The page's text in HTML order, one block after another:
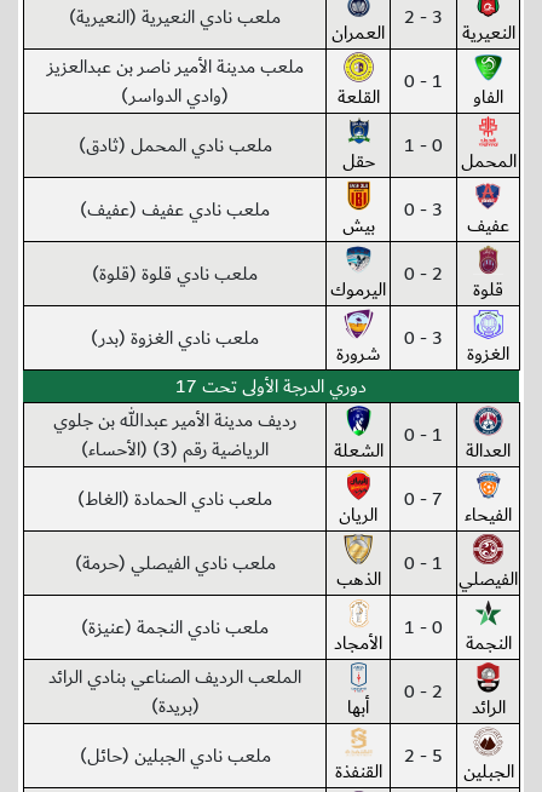
النعيرية 3 - 2 العمران ملعب نادي النعيرية (النعيرية)
الفاو 1 - 0 القلعة
ملعب مدينة الأمير ناصر بن عبدالعزيز
(وادي الدواسر)
المحمل 0 - 1 حقل ملعب نادي المحمل (ثادق)
عفيف 3 - 0 بيش ملعب نادي عفيف (عفيف)
قلوة 2 - 0 اليرموك ملعب نادي قلوة (قلوة)
الغزوة 3 - 0 شرورة
ملعب نادي الغزوة (بدر)
دوري الدرجة الأولى تحت 17
العدالة 1 - 0 الشعلة
رديف مدينة الأمير عبدالله بن جلوي
الرياضية رقم (3) (الأحساء)
الفيحاء 7 - 0 الريان ملعب نادي الحمادة (الغاط)
الفيصلي 1 - 0 الذهب ملعب نادي الفيصلي (حرمة)
النجمة 0 - 1 الأمجاد ملعب نادي النجمة (عنيزة)
الرائد 2 - 0 أبها
الملعب الرديف الصناعي بنادي الرائد
(بريدة)
الجبلين 5 - 2 القنفذة ملعب نادي الجبلين (حائل)